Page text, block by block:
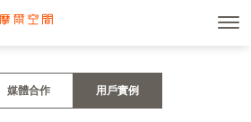
媒體合作 用戶實例